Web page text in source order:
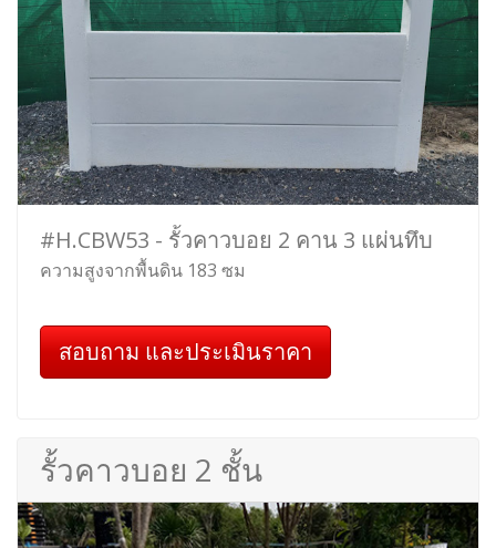
#H.CBW53 - รั้วคาวบอย 2 คาน 3 แผ่นทึบ
ความสูงจากพื้นดิน 183 ซม
สอบถาม และประเมินราคา
รั้วคาวบอย 2 ชั้น